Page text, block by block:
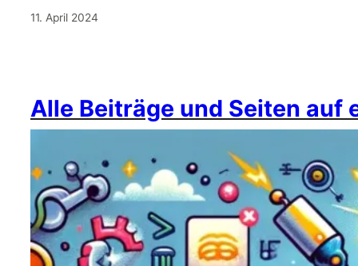
11. April 2024
Alle Beiträge und Seiten auf